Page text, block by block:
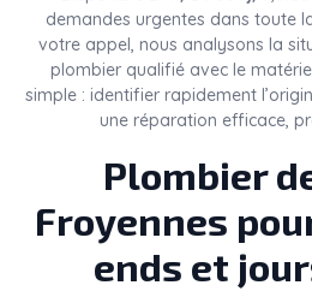
demandes urgentes dans toute
votre appel, nous analysons la
plombier qualifié avec le
simple : identifier rapidement
une réparation efficace,
Plombier
Froyennes
ends et